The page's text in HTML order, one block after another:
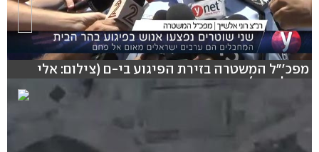
מפכ'"ל המשטרה בזירת הפיגוע בי-ם (צילום: אלי
מנדלבאום)